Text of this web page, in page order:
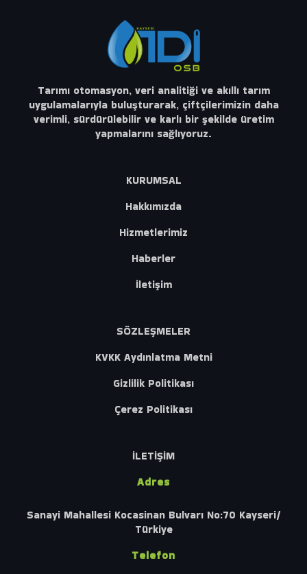
Tarımı otomasyon, veri analitiği ve akıllı tarım
uygulamalarıyla buluşturarak, çiftçilerimizin daha
verimli, sürdürülebilir ve karlı bir şekilde üretim
yapmalarını sağlıyoruz.
KURUMSAL
Hakkımızda
Hizmetlerimiz
Haberler
İletişim
SÖZLEŞMELER
KVKK Aydınlatma Metni
Gizlilik Politikası
Çerez Politikası
İLETİŞİM
Adres
Sanayi Mahallesi Kocasinan Bulvarı No:70 Kayseri/
Türkiye
Telefon